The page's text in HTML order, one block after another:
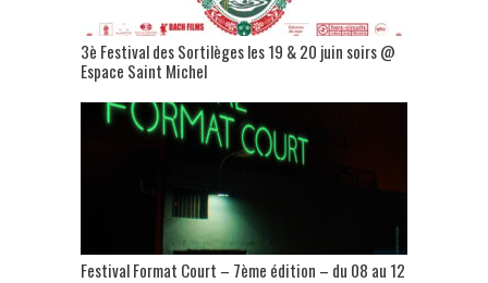
3è Festival des Sortilèges les 19 & 20 juin soirs @
Espace Saint Michel
Festival Format Court – 7ème édition – du 08 au 12